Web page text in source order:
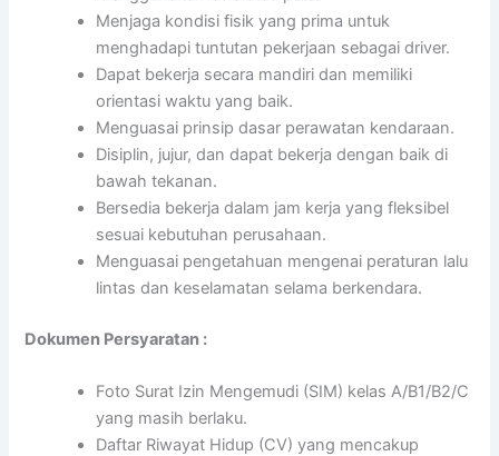
Menjaga kondisi fisik yang prima untuk
menghadapi tuntutan pekerjaan sebagai driver.
Dapat bekerja secara mandiri dan memiliki
orientasi waktu yang baik.
Menguasai prinsip dasar perawatan kendaraan.
Disiplin, jujur, dan dapat bekerja dengan baik di
bawah tekanan.
Bersedia bekerja dalam jam kerja yang fleksibel
sesuai kebutuhan perusahaan.
Menguasai pengetahuan mengenai peraturan lalu
lintas dan keselamatan selama berkendara.
Dokumen Persyaratan :
Foto Surat Izin Mengemudi (SIM) kelas A/B1/B2/C
yang masih berlaku.
Daftar Riwayat Hidup (CV) yang mencakup